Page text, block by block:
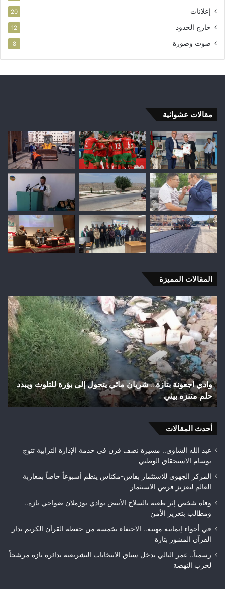
إعلانات 20
خارج الحدود 12
صوت وصورة 8
مقالات عشوائية
المقالات المميزة
يتحول إلى بؤرة للتلوث ويبدد
اختلالات
تثير
استياء
الساكنة
بعد
تهيئة
شوارع
وأزقة
بمدينة
تازة..
مطالب
قبل
اختلالات تثير استياء الساكنة بعد
تازة.. مطالب بمراقبة جودة
أحدث المقالات
عبد الله الشاوي.. مسيرة نصف قرن في خدمة الإدارة الترابية تتوج
بوسام الاستحقاق الوطني
المركز الجهوي للاستثمار بفاس-مكناس ينظم أسبوعاً خاصاً بمغاربة
العالم لتعزيز فرص الاستثمار
وفاة شخص إثر طعنة بالسلاح الأبيض بوادي بوزملان ضواحي تازة..
ومطالب بتعزيز الأمن
في أجواء إيمانية مهيبة.. الاحتفاء بخمسة من حفظة القرآن الكريم بدار
القرآن المشور بتازة
رسمياً.. عمر البالي يدخل سباق الانتخابات التشريعية بدائرة تازة مرشحاً
لحزب النهضة